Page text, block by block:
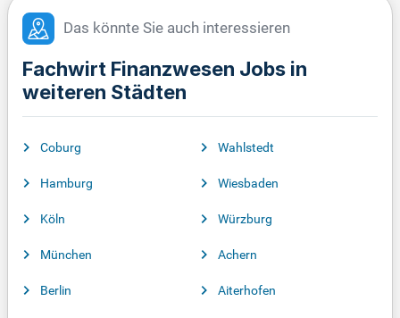
Das könnte Sie auch interessieren
Fachwirt Finanzwesen Jobs in
weiteren Städten
Coburg
Hamburg
Köln
München
Berlin
Wahlstedt
Wiesbaden
Würzburg
Achern
Aiterhofen